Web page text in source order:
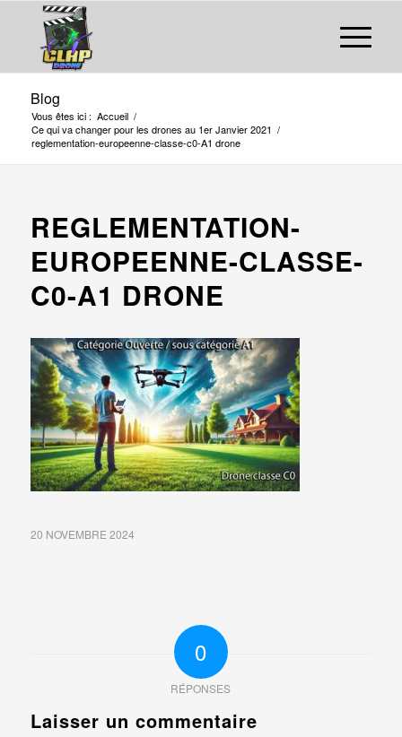
Blog
Vous êtes ici : Accueil /
Ce qui va changer pour les drones au 1er Janvier 2021 /
reglementation-europeenne-classe-c0-A1 drone
REGLEMENTATION-
EUROPEENNE-CLASSE-
C0-A1 DRONE
20 NOVEMBRE 2024
0
RÉPONSES
Laisser un commentaire